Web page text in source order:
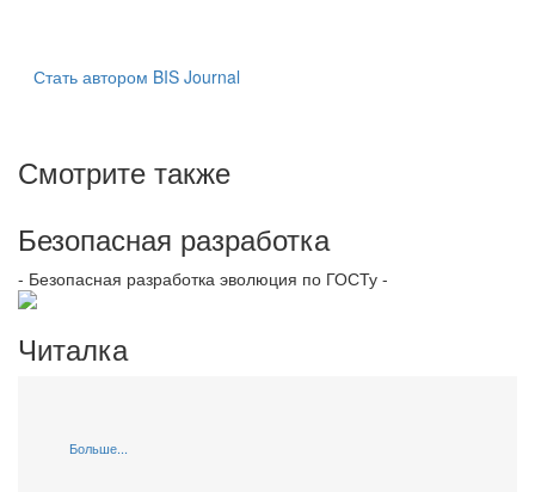
Стать автором BIS Journal
Смотрите также
Безопасная разработка
- Безопасная разработка эволюция по ГОСТу -
Читалка
Больше...